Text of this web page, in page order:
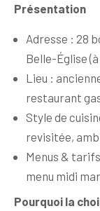
Présentation
Adresse : 28
Belle-Église
Lieu :
restaurant
Style de
revisitée,
Menus &
menu midi
Pourquoi la